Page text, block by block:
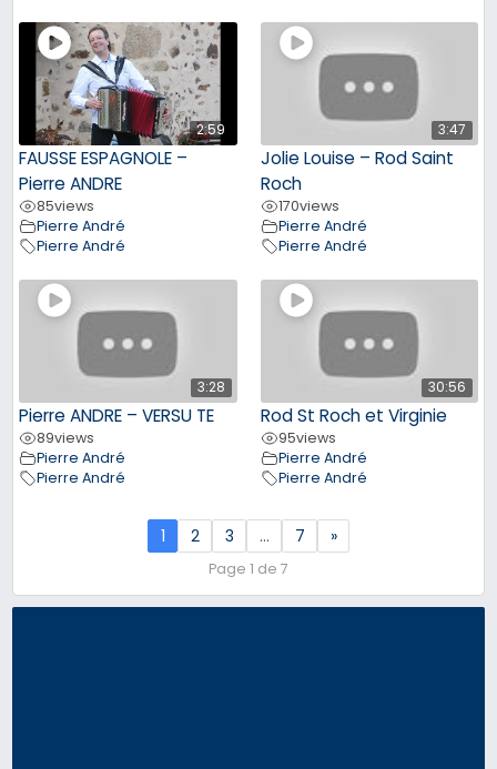
2:59
FAUSSE ESPAGNOLE –
Pierre ANDRE
85views
Pierre André
Pierre André
3:47
Jolie Louise – Rod Saint
Roch
170views
Pierre André
Pierre André
3:28
Pierre ANDRE – VERSU TE
89views
Pierre André
Pierre André
30:56
Rod St Roch et Virginie
95views
Pierre André
Pierre André
1 2 3 … 7 »
Page 1 de 7